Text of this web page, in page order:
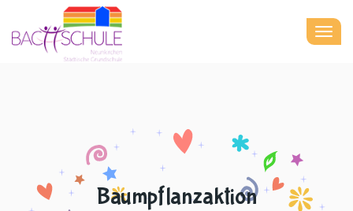
Baumpflanzaktion